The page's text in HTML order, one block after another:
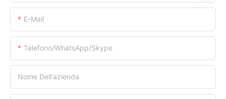
E-Mail
Telefono/whatsApp/skype
Nome Dell'azienda